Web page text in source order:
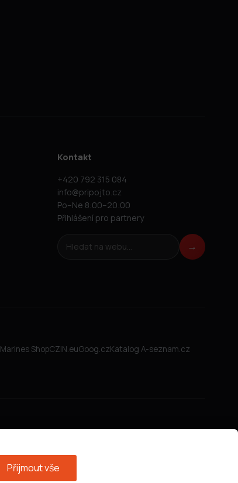
Kontakt
+420 792 315 084
info@pripojto.cz
Po–Ne 8:00–20:00
Přihlášení pro partnery
Hledat na webu →
Marines ShopCZIN.euGoog.czKatalog A-seznam.cz
Všeobecné obchodní podmínky
Přijmout vše